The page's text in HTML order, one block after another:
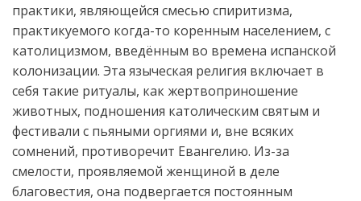
практики, являющейся смесью спиритизма,
практикуемого когда-то коренным населением, с
католицизмом, введённым во времена испанской
колонизации. Эта языческая религия включает в
себя такие ритуалы, какжертвоприношение
животных, подношения католическим святым и
фестивали с пьяными оргиями и, вне всяких
сомнений, противоречит Евангелию. Из-за
смелости, проявляемой женщиной в деле
благовестия, она подвергается постоянным